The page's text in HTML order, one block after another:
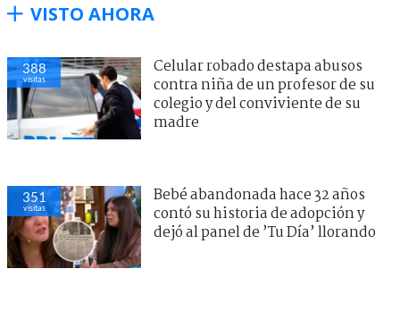
VISTO AHORA
388
visitas
Celular robado destapa abusos
contra niña de un profesor de su
colegio y del conviviente de su
madre
351
visitas
Bebé abandonada hace 32 años
contó su historia de adopción y
dejó al panel de ’Tu Día’ llorando